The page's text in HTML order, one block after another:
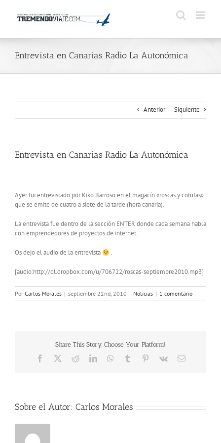
contenido
Entrevista en Canarias Radio La Autonómica
Anterior Siguiente
Entrevista en Canarias Radio La Autonómica
Ayer fui entrevistado por Kiko Barroso en el magacín «roscas y cotufas»
que se emite de cuatro a siete de la tarde (hora canaria).
La entrevista fue dentro de la sección ENTER donde cada semana habla
con emprendedores de proyectos de internet.
Os dejo el audio de la entrevista .
[audio:http://dl.dropbox.com/u/706722/roscas-septiembre2010.mp3]
Por Carlos Morales | septiembre 22nd, 2010 | Noticias | 1 comentario
Share This Story, Choose Your Platform!
Facebook RedditLinkedInWhatsApp
Tumblr Pinterest
Vk
Correo
Sobre el Autor: Carlos Morales